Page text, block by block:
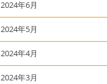
2024年6月
2024年5月
2024年4月
2024年3月